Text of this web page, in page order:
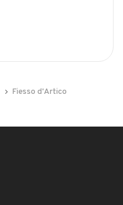
Fiesso d'Artico